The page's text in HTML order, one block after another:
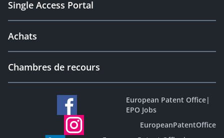
Single Access Portal
Achats
Chambres de recours
European Patent Office|
EPO Jobs
EuropeanPatentOffice